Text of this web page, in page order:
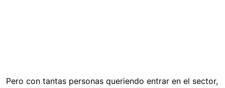
Pero con tantas personas queriendo entrar en el sector,